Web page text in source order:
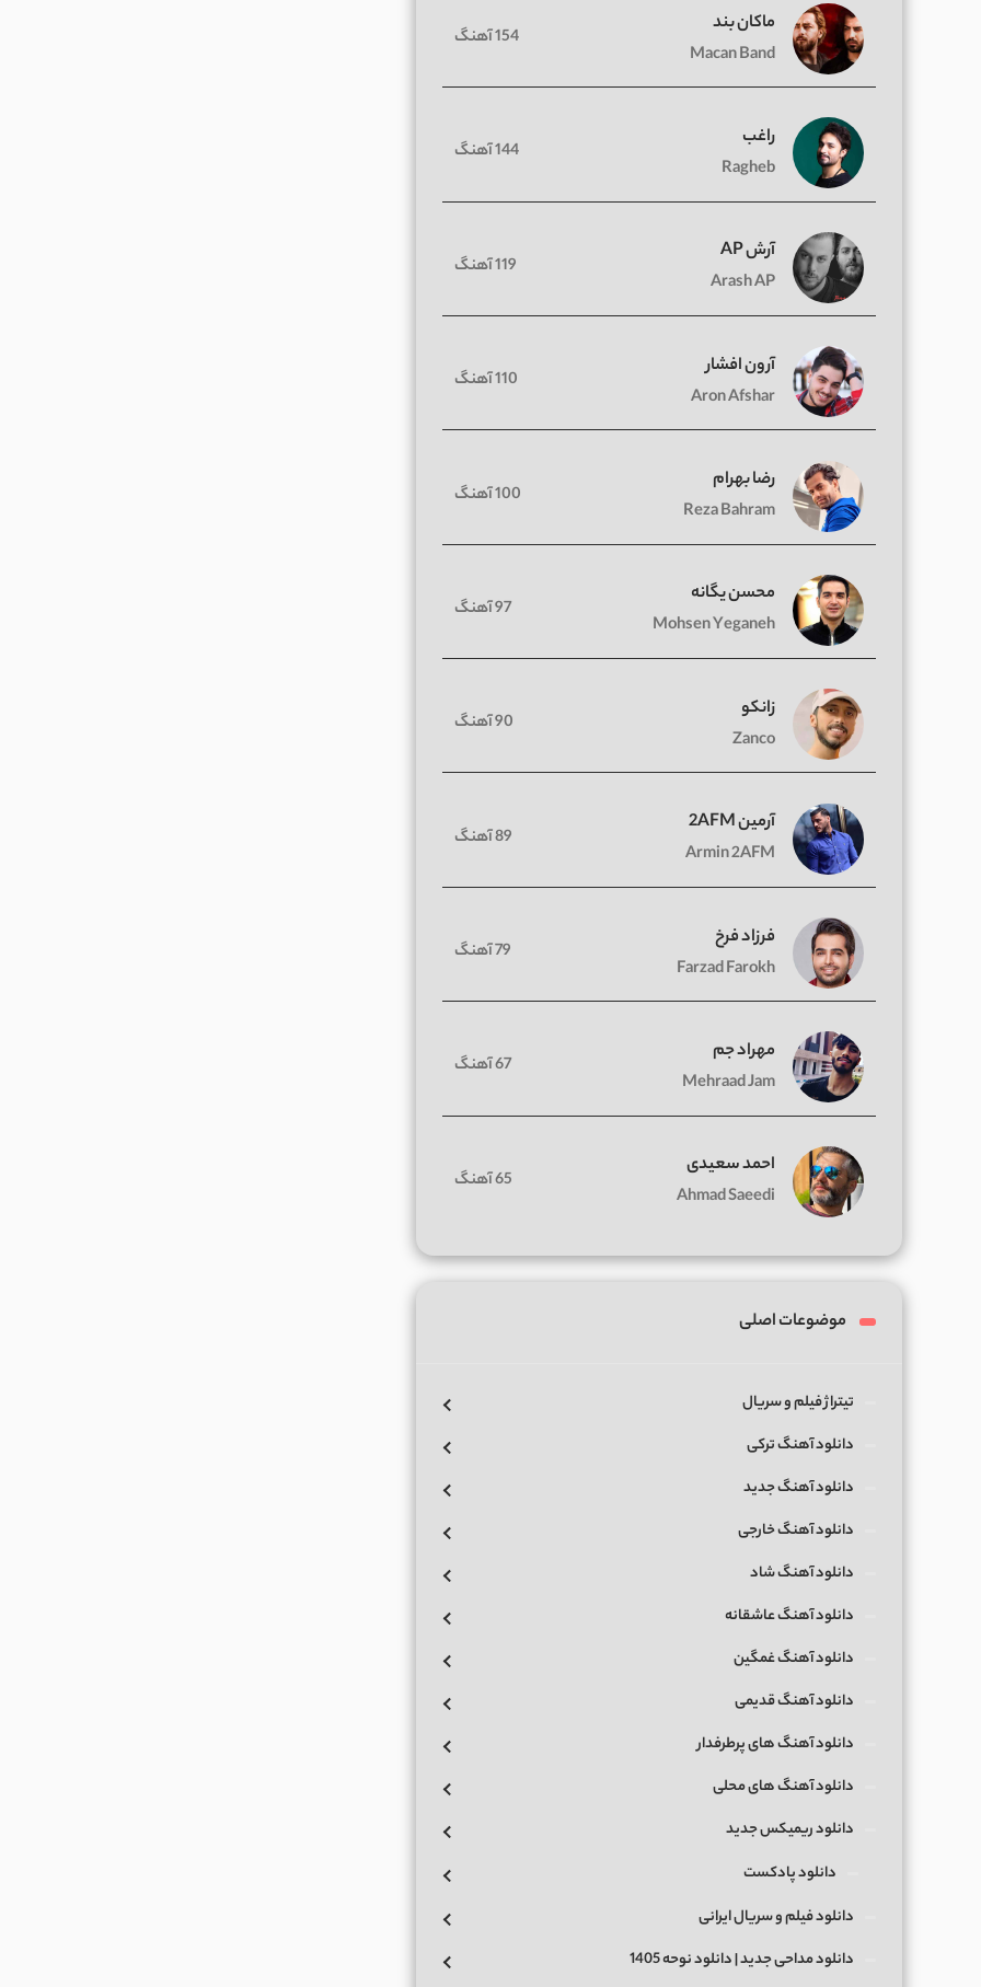
ماکان بند
Macan Band
154 آهنگ
راغب
Ragheb
144 آهنگ
آرش AP
Arash AP
119 آهنگ
آرون افشار
Aron Afshar
110 آهنگ
رضا بهرام
Reza Bahram
100 آهنگ
محسن یگانه
Mohsen Yeganeh
97 آهنگ
زانکو
Zanco
90 آهنگ
آرمین 2AFM
Armin 2AFM
89 آهنگ
فرزاد فرخ
Farzad Farokh
79 آهنگ
مهراد جم
Mehraad Jam
67 آهنگ
احمد سعیدی
Ahmad Saeedi
65 آهنگ
موضوعات اصلی
تیتراژ فیلم و سریال
دانلود آهنگ ترکی
دانلود آهنگ جدید
دانلود آهنگ خارجی
دانلود آهنگ شاد
دانلود آهنگ عاشقانه
دانلود آهنگ غمگین
دانلود آهنگ قدیمی
دانلود آهنگ های پرطرفدار
دانلود آهنگ های محلی
دانلود ریمیکس جدید
دانلود پادکست
دانلود فیلم و سریال ایرانی
دانلود مداحی جدید | دانلود نوحه 1405